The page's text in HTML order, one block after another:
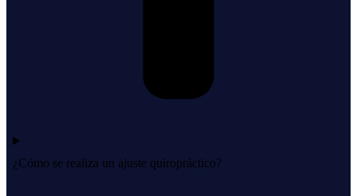
¿Cómo se realiza un ajuste quiropráctico?